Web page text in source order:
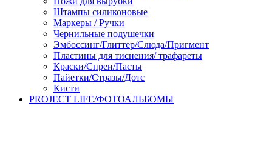
Штампы силиконовые
Маркеры / Ручки
Чернильные подушечки
Эмбоссинг/Глиттер/Слюда/Пригмент
Пластины для тиснения/ трафареты
Краски/Спреи/Пасты
Пайетки/Стразы/Дотс
Кисти
PROJECT LIFE/ФОТОАЛЬБОМЫ